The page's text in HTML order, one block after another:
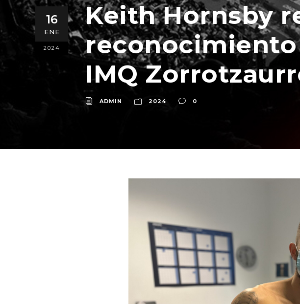
16
ENE
2024
Keith Hornsby
IMQ
ADMIN 2024 0